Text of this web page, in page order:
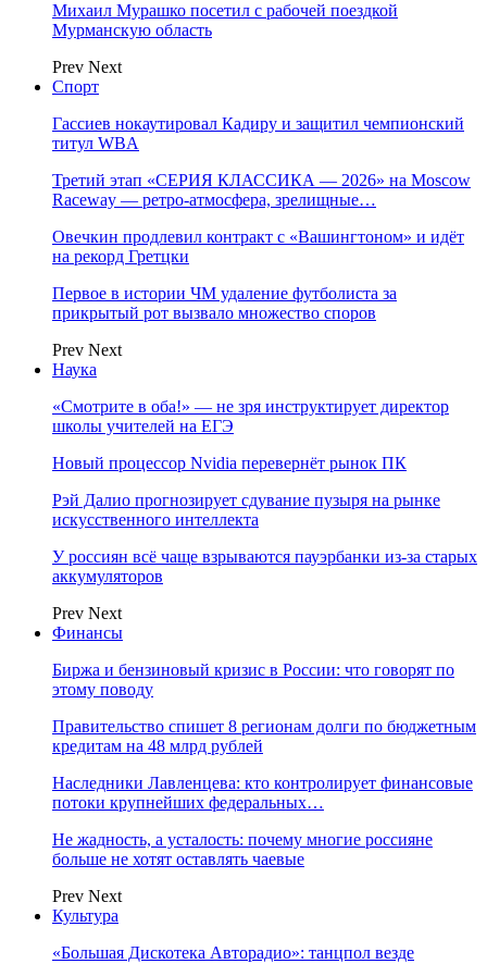
Михаил Мурашко посетил с рабочей поездкой
Мурманскую область
Prev Next
Спорт
Гассиев нокаутировал Кадиру и защитил чемпионский
титул WBA
Третий этап «СЕРИЯ КЛАССИКА — 2026» на Moscow
Raceway — ретро‑атмосфера, зрелищные…
Овечкин продлевил контракт с «Вашингтоном» и идёт
на рекорд Гретцки
Первое в истории ЧМ удаление футболиста за
прикрытый рот вызвало множество споров
Prev Next
Наука
«Смотрите в оба!» — не зря инструктирует директор
школы учителей на ЕГЭ
Новый процессор Nvidia перевернёт рынок ПК
Рэй Далио прогнозирует сдувание пузыря на рынке
искусственного интеллекта
У россиян всё чаще взрываются пауэрбанки из-за старых
аккумуляторов
Prev Next
Финансы
Биржа и бензиновый кризис в России: что говорят по
этому поводу
Правительство спишет 8 регионам долги по бюджетным
кредитам на 48 млрд рублей
Наследники Лавленцева: кто контролирует финансовые
потоки крупнейших федеральных…
Не жадность, а усталость: почему многие россияне
больше не хотят оставлять чаевые
Prev Next
Культура
«Большая Дискотека Авторадио»: танцпол везде